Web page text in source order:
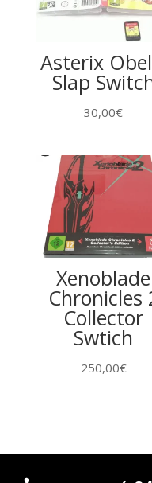
Asterix
Slap
30,00€
Xenoblade
Chronicles
Collector
Swtich
250,00€